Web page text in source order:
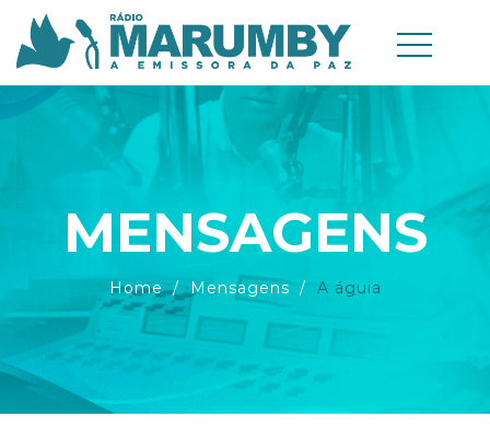
MENSAGENS
Home Mensagens A águia